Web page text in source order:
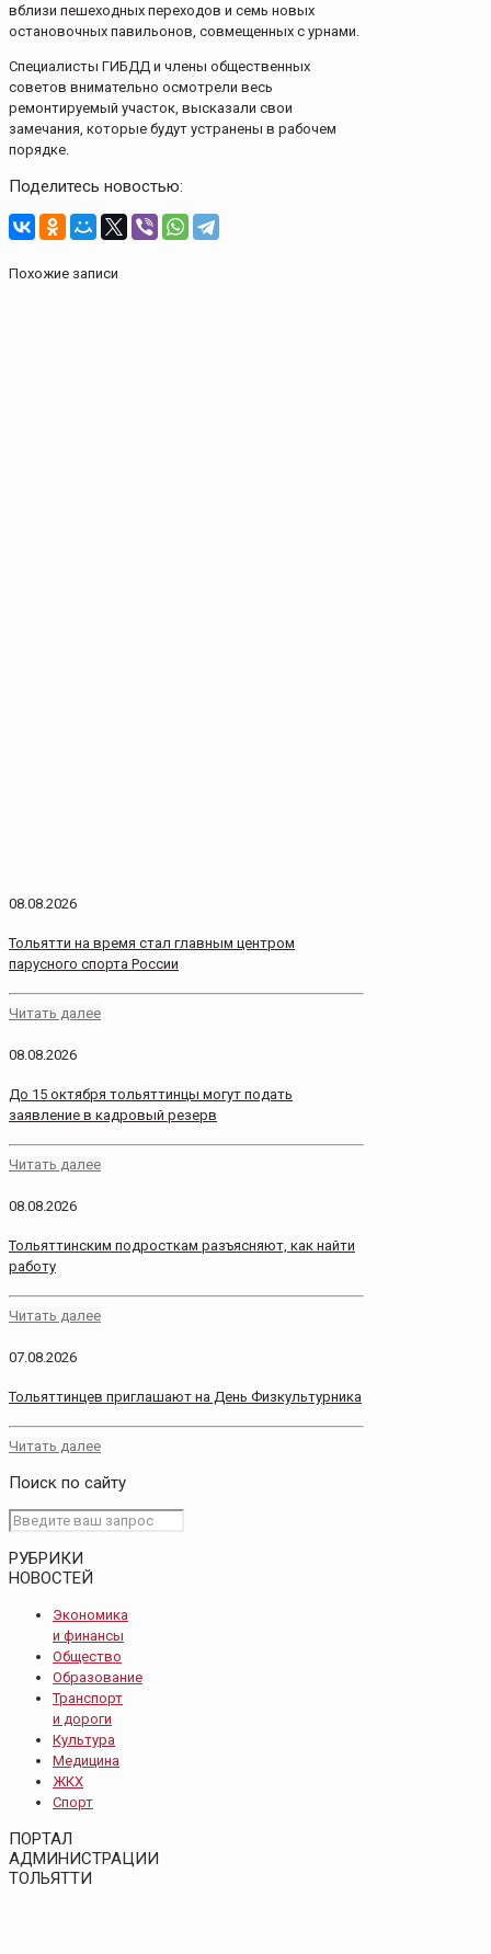
вблизи пешеходных переходов и семь новых
остановочных павильонов, совмещенных с урнами.
Специалисты ГИБДД и члены общественных
советов внимательно осмотрели весь
ремонтируемый участок, высказали свои
замечания, которые будут устранены в рабочем
порядке.
Поделитесь новостью:
Похожие записи
08.08.2026
Тольятти на время стал главным центром
парусного спорта России
Читать далее
08.08.2026
До 15 октября тольяттинцы могут подать
заявление в кадровый резерв
Читать далее
08.08.2026
Тольяттинским подросткам разъясняют, как найти
работу
Читать далее
07.08.2026
Тольяттинцев приглашают на День Физкультурника
Читать далее
Поиск по сайту
РУБРИКИ
НОВОСТЕЙ
Экономика
и финансы
Общество
Образование
Транспорт
и дороги
Культура
Медицина
ЖКХ
Спорт
ПОРТАЛ
АДМИНИСТРАЦИИ
ТОЛЬЯТТИ